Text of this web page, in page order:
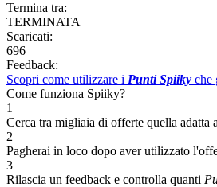
Termina tra:
TERMINATA
Scaricati:
696
Feedback:
Scopri come utilizzare i Punti Spiiky che
Come funziona Spiiky?
1
Cerca tra migliaia di offerte quella adatta
2
Pagherai in loco dopo aver utilizzato
3
Rilascia un feedback e controlla quanti